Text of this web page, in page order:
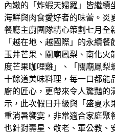
內嫩的「炸蝦天婦羅」皆繼續
海鮮與肉食愛好者的味蕾。炎
餐廳主廚團隊精心策劃七月全
「越在地、越國際」的永續
玉井芒果、關廟鳳梨、南化火
度芒果咖哩雞」、「關廟鳳梨
十餘道美味料理，每一口都能
廚的匠心，更帶來令人驚豔的
示，此次假日升級與「盛夏水
重消暑饗宴，非常適合家庭聚
也針對壽星、敬老、軍公教、